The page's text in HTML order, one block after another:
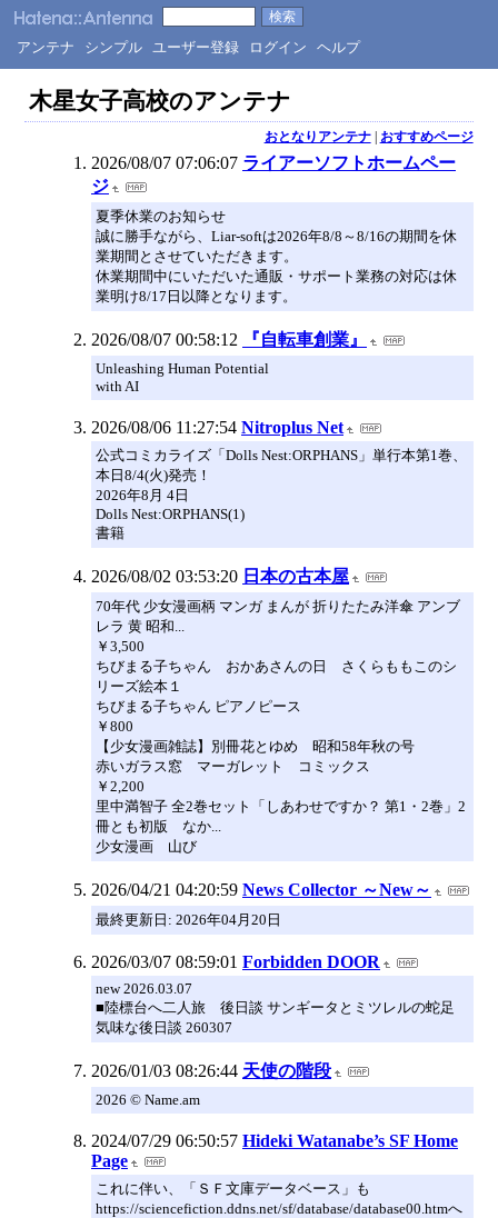
アンテナ シンプル ユーザー登録 ログイン ヘルプ
木星女子高校のアンテナ
おとなりアンテナ| おすすめページ
2026/08/07 07:06:07 ライアーソフトホームペー
ジ
夏季休業のお知らせ
誠に勝手ながら、Liar-softは2026年8/8～8/16の期間を休
業期間とさせていただきます。
休業期間中にいただいた通販・サポート業務の対応は休
業明け8/17日以降となります。
2026/08/07 00:58:12 『自転車創業』
Unleashing Human Potential
with AI
2026/08/06 11:27:54 Nitroplus Net
公式コミカライズ「Dolls Nest:ORPHANS」単行本第1巻、
本日8/4(火)発売！
2026年8月 4日
Dolls Nest:ORPHANS(1)
書籍
2026/08/02 03:53:20 日本の古本屋
70年代 少女漫画柄 マンガ まんが 折りたたみ洋傘 アンブ
レラ 黄 昭和...
￥3,500
ちびまる子ちゃん おかあさんの日 さくらももこのシ
リーズ絵本１
ちびまる子ちゃん ピアノピース
￥800
【少女漫画雑誌】別冊花とゆめ 昭和58年秋の号
赤いガラス窓 マーガレット コミックス
￥2,200
里中満智子 全2巻セット「しあわせですか？ 第1・2巻」2
冊とも初版 なか...
少女漫画 山び
2026/04/21 04:20:59 News Collector ～New～
最終更新日: 2026年04月20日
2026/03/07 08:59:01 Forbidden DOOR
new 2026.03.07
■陸標台へ二人旅 後日談 サンギータとミツレルの蛇足
気味な後日談 260307
2026/01/03 08:26:44 天使の階段
2026 © Name.am
2024/07/29 06:50:57 Hideki Watanabe’s SF Home
Page
これに伴い、「ＳＦ文庫データベース」も
https://sciencefiction.ddns.net/sf/database/database00.htmへ